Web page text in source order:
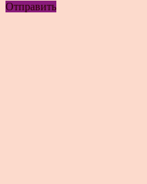
Отправить